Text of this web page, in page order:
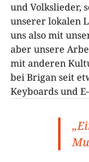
und Volkslieder,
unserer lokalen
uns also mit
aber unsere
mit anderen
bei Brigan seit
Keyboards und
„